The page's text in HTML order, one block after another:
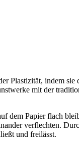
indem
mit der
dem Papier flach
verflechten.
und freilässt.